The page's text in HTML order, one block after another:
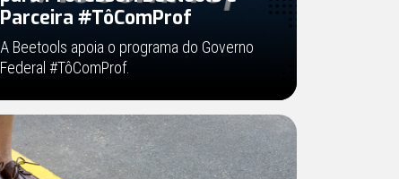
Parceira #TôComProf
A Beetools apoia o programa do Governo
Federal #TôComProf.